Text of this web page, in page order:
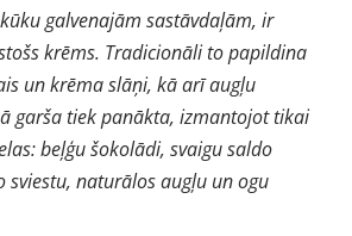
galvenajām sastāvdaļām, ir
krēms. Tradicionāli to papildina
un krēma slāņi, kā arī augļu
garša tiek panākta, izmantojot tikai
beļģu šokolādi, svaigu saldo
naturālos augļu un ogu